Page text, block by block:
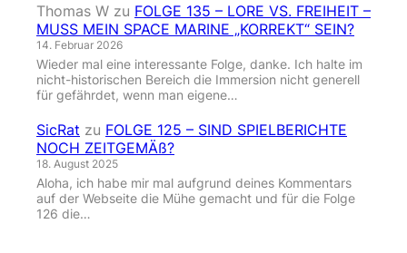
Thomas W zu FOLGE 135 – LORE VS. FREIHEIT –
MUSS MEIN SPACE MARINE „KORREKT“ SEIN?
14. Februar 2026
Wieder mal eine interessante Folge, danke. Ich halte im
nicht-historischen Bereich die Immersion nicht generell
für gefährdet, wenn man eigene…
SicRat zu FOLGE 125 – SIND SPIELBERICHTE
NOCH ZEITGEMÄß?
18. August 2025
Aloha, ich habe mir mal aufgrund deines Kommentars
auf der Webseite die Mühe gemacht und für die Folge
126 die…